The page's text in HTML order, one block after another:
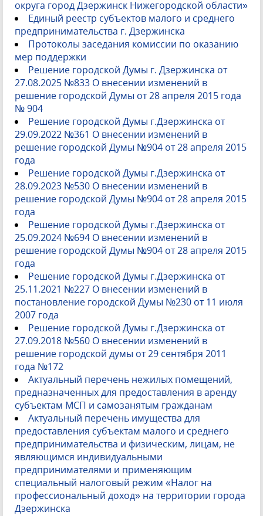
округа город Дзержинск Нижегородской области»
Единый реестр субъектов малого и среднего
предпринимательства г. Дзержинска
Протоколы заседания комиссии по оказанию
мер поддержки
Решение городской Думы г. Дзержинска от
27.08.2025 №833 О внесении изменений в
решение городской Думы от 28 апреля 2015 года
№ 904
Решение городской Думы г.Дзержинска от
29.09.2022 №361 О внесении изменений в
решение городской Думы №904 от 28 апреля 2015
года
Решение городской Думы г.Дзержинска от
28.09.2023 №530 О внесении изменений в
решение городской Думы №904 от 28 апреля 2015
года
Решение городской Думы г.Дзержинска от
25.09.2024 №694 О внесении изменений в
решение городской Думы №904 от 28 апреля 2015
года
Решение городской Думы г.Дзержинска от
25.11.2021 №227 О внесении изменений в
постановление городской Думы №230 от 11 июля
2007 года
Решение городской Думы г.Дзержинска от
27.09.2018 №560 О внесении изменений в
решение городской думы от 29 сентября 2011
года №172
Актуальный перечень нежилых помещений,
предназначенных для предоставления в аренду
субъектам МСП и самозанятым гражданам
Актуальный перечень имущества для
предоставления субъектам малого и среднего
предпринимательства и физическим, лицам, не
являющимся индивидуальными
предпринимателями и применяющим
специальный налоговый режим «Налог на
профессиональный доход» на территории города
Дзержинска